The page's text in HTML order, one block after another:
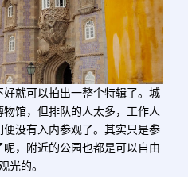
就可以拍出一整个特辑了。城
馆，但排队的人太多，工作人
没有入内参观了。其实只是参
，附近的公园也都是可以自由
光的。